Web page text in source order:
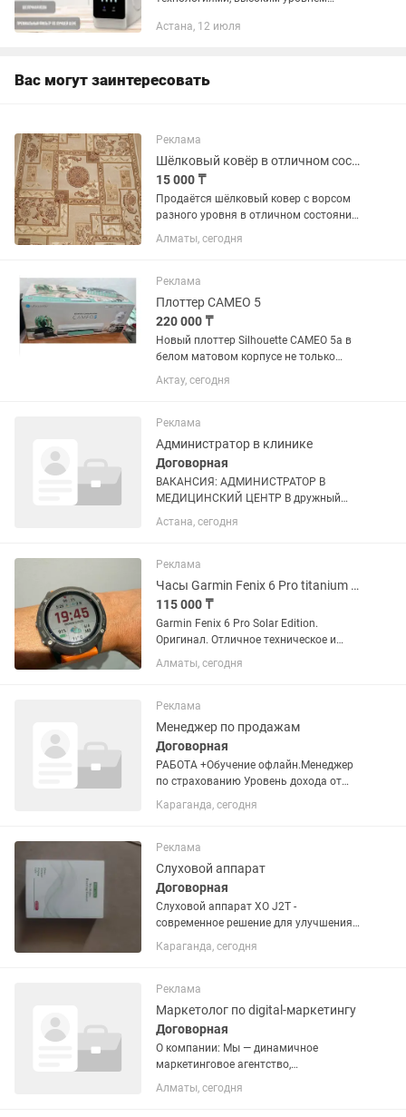
Подходит для установки под мойку в
Астана, 12 июля
Вас могут заинтересовать
Реклама
Шёлковый ковёр в отличном состоянии
15 000 ₸
Продаётся шёлковый ковер с ворсом
разного уровня в отличном состоянии.
Размер 150 см х 200 см. Производство
Турция. Самовывоз из района Абая-
Алматы, сегодня
Реклама
Плоттер CAMEO 5
220 000 ₸
Новый плоттер Silhouette CAMEO 5а в
белом матовом корпусе не только
поднимет ваш бизнес на новый
уровень, но также стильно впишется в
материалы шириной до 30.5 см и...
Актау, сегодня
Реклама
Администратор в клинике
Договорная
ВАКАНСИЯ: АДМИНИСТРАТОР В
МЕДИЦИНСКИЙ ЦЕНТР В дружный
коллектив требуется администратор.
Условия работы: • График: 2/2 • Время
000 тг • Дополнительно: 1% от...
Астана, сегодня
Реклама
Часы Garmin Fenix 6 Pro titanium Solar edition
115 000 ₸
Garmin Fenix 6 Pro Solar Edition.
Оригинал. Отличное техническое и
внешнее состояние. Солнечная
подзарядка, GPS, цветные карты,
сна и уровня кислорода в крови....
Алматы, сегодня
Реклама
Менеджер по продажам
Договорная
РАБОТА +Обучение офлайн.Менеджер
по страхованию Уровень дохода от
150 000 до 800 000 тенге Приглашаем
соискателей, имеющих большое
Компании-Лидере рынка...
Караганда, сегодня
Реклама
Слуховой аппарат
Договорная
Слуховой аппарат ХО J2T -
современное решение для улучшения
качества жизни, обеспечивающее
чёткий звук и долговечную работу.
настройте звук под свои...
Караганда, сегодня
Реклама
Маркетолог по digital-маркетингу
Договорная
О компании: Мы — динамичное
маркетинговое агентство,
специализирующееся на разработке и
реализации эффективных стратегий
Алматы, сегодня